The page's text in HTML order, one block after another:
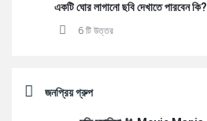
একটি ঘোর লাগানো ছবি দেখাতে পারবেন কি?
6 টি উত্তর
জনপ্রিয় গ্রুপ